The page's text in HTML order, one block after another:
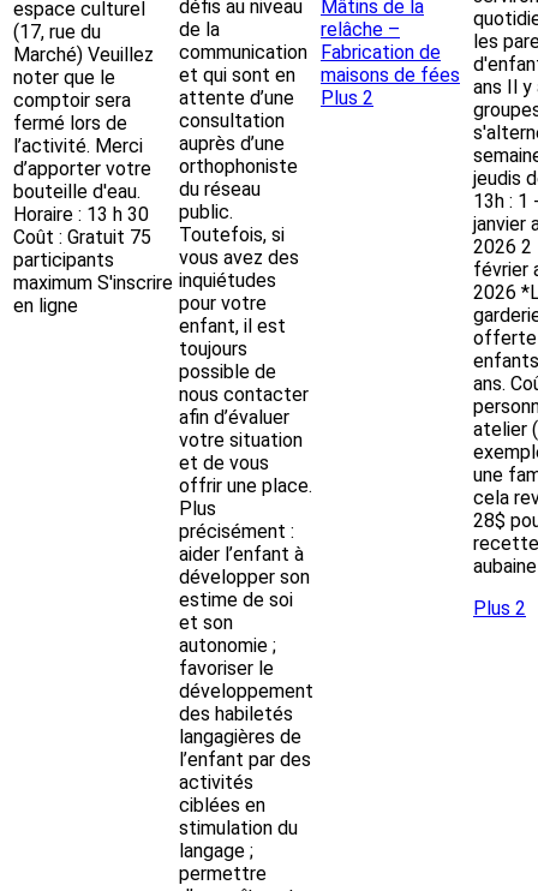
espace culturel
(17, rue du
Marché) Veuillez
noter que le
comptoir sera
fermé lors de
l’activité. Merci
d’apporter votre
bouteille d'eau.
Horaire : 13 h 30
Coût : Gratuit 75
participants
maximum S'inscrire
en ligne
défis au niveau
de la
communication
et qui sont en
attente d’une
consultation
auprès d’une
orthophoniste
du réseau
public.
Toutefois, si
vous avez des
inquiétudes
pour votre
enfant, il est
toujours
possible de
nous contacter
afin d’évaluer
votre situation
et de vous
offrir une place.
Plus
précisément :
aider l’enfant à
développer son
estime de soi
et son
autonomie ;
favoriser le
développement
des habiletés
langagières de
l’enfant par des
activités
ciblées en
stimulation du
langage ;
permettre
Mâtins de la
relâche –
Fabrication de
maisons de fées
Plus 2
les
ans Il y
jeudis
13h : 1
janvier
2026 2
février
2026
offerte
ans.
atelier
une
cela
28$
Plus 2